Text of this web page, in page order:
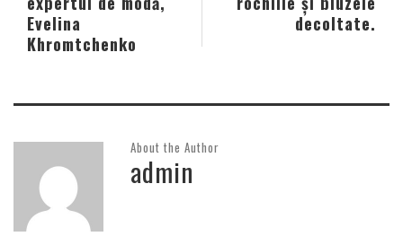
decoltate.
Evelina
Khromtchenko
About the Author
admin